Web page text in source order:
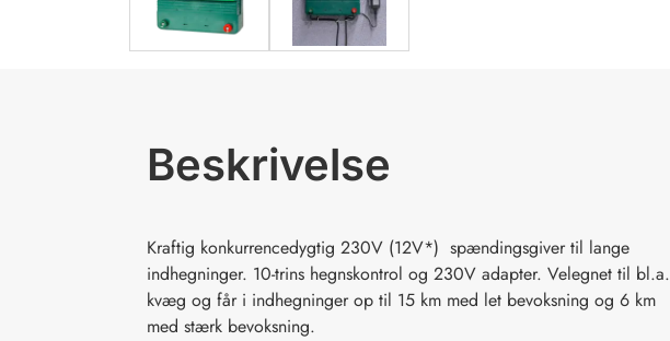
Beskrivelse
Kraftig konkurrencedygtig 230V (12V*) spændingsgiver til lange
indhegninger. 10-trins hegnskontrol og 230V adapter. Velegnet til bl.a.
kvæg og får i indhegninger op til 15 km med let bevoksning og 6 km
med stærk bevoksning.